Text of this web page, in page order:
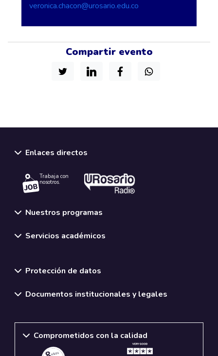
veronica.chacon@urosario.edu.co
Compartir evento
Enlaces directos
Trabaja con
nosotros.
Nuestros programas
Servicios académicos
Protección de datos
Documentos institucionales y legales
Comprometidos con la calidad